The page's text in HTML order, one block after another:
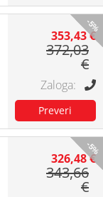
-5%
353,43 €
372,03
€
-5%
326,48 €
343,66
€